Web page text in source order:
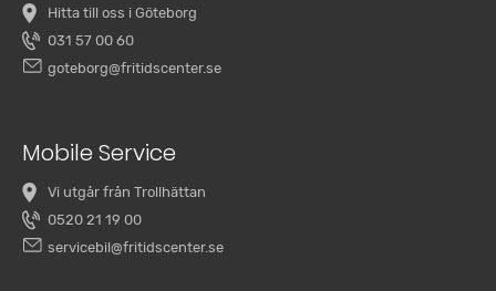
Hitta till oss i Göteborg
031 57 00 60
goteborg@fritidscenter.se
Mobile Service
Vi utgår från Trollhättan
0520 21 19 00
servicebil@fritidscenter.se